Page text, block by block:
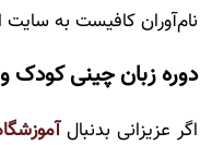
نام‌آوران کافیست به
دوره زبان چینی کودک
اگر عزیزانی بدنبال